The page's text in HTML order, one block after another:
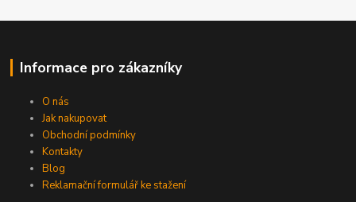
Informace pro zákazníky
O nás
Jak nakupovat
Obchodní podmínky
Kontakty
Blog
Reklamační formulář ke stažení